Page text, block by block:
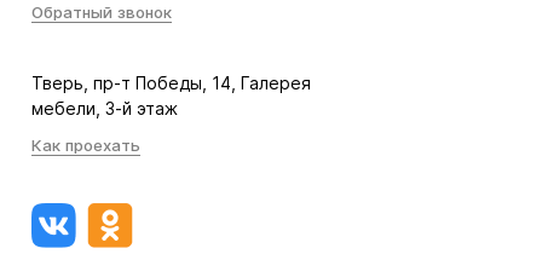
Обратный звонок
Тверь, пр-т Победы, 14, Галерея
мебели, 3-й этаж
Как проехать